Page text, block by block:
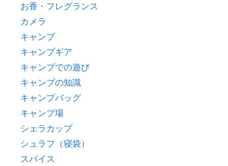
お香・フレグランス
カメラ
キャンプ
キャンプギア
キャンプでの遊び
キャンプの知識
キャンプバッグ
キャンプ場
シェラカップ
シュラフ（寝袋）
スパイス